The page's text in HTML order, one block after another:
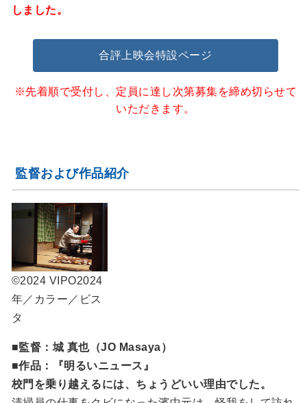
しました。
合評上映会特設ページ
※先着順で受付し、定員に達し次第募集を締め切らせて
いただきます。
監督および作品紹介
©2024 VIPO2024
年／カラー／ビス
タ
■監督：城 真也（JO Masaya）
■作品：『明るいニュース』
校門を乗り越えるには、ちょうどいい理由でした。